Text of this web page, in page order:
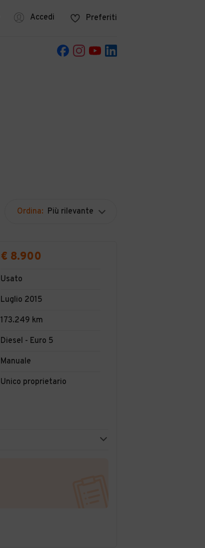
Accedi Preferiti
Ordina: Più rilevante
€ 8.900
Usato
Luglio 2015
173.249 km
Diesel - Euro 5
Manuale
Unico proprietario